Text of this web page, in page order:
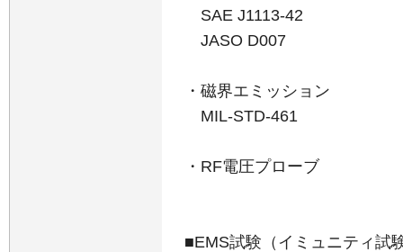
SAE J1113-42
JASO D007
・磁界エミッション
MIL-STD-461
・RF電圧プローブ
■EMS試験（イミュニティ試